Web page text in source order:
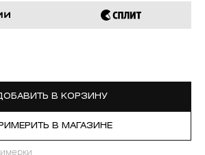
В КОРЗИНУ
В МАГАЗИНЕ